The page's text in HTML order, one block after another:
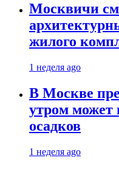
Москвичи
жилого
1 неделя ago
В Москве
утром может
осадков
1 неделя ago